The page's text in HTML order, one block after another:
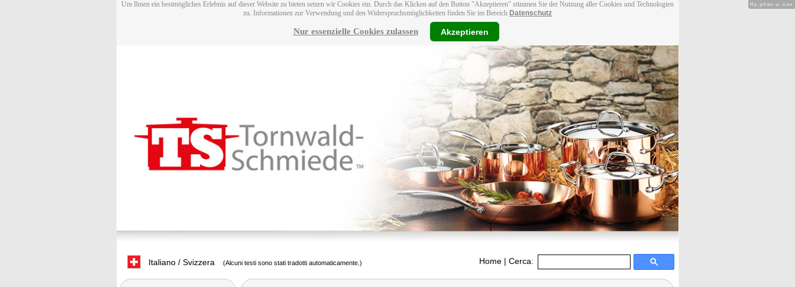
Um Ihnen ein bestmögliches Erlebnis auf dieser Website zu bieten setzen wir Cookies ein. Durch das Klicken auf den Button "Akzeptieren" stimmen Sie der Nutzung aller Cookies und Technologien
zu. Informationen zur Verwendung und den Widerspruchsmöglichkeiten finden Sie im Bereich Datenschutz
Nur essenzielle Cookies zulassen Akzeptieren
Italiano / Svizzera (Alcuni testi sono stati tradotti automaticamente.) Home | Cerca:
Hy-phen-a-tion